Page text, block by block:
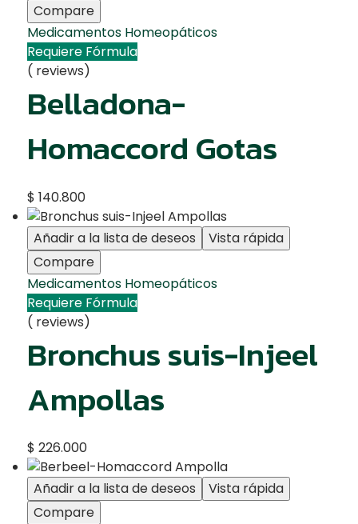
Compare
Medicamentos Homeopáticos
Requiere Fórmula
( reviews)
Belladona-
Homaccord Gotas
$ 140.800
Añadir a la lista de deseos
Vista rápida
Compare
Medicamentos Homeopáticos
Requiere Fórmula
( reviews)
Bronchus suis-Injeel
Ampollas
$ 226.000
Añadir a la lista de deseos
Vista rápida
Compare